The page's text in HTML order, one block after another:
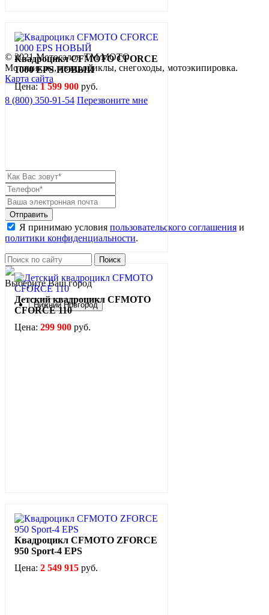
Квадроцикл CFMOTO CFORCE
1000 EPS НОВЫЙ
Цена:1 599 900 руб.
Детский квадроцикл CFMOTO
CFORCE 110
Цена: 299 900 руб.
Квадроцикл CFMOTO ZFORCE
950 Sport-4 EPS
Цена: 2 549 915 руб.
© 2021 Мотосалон ТМ МОТО
Мотоциклы, квадроциклы, снегоходы, мотоэкипировка.
Карта сайта
8 (800) 350-91-54 Перезвоните мне
Я принимаю условия пользовательского соглашения и
политики конфиденциальности.
Выберите Ваш город
Нижний Новгород